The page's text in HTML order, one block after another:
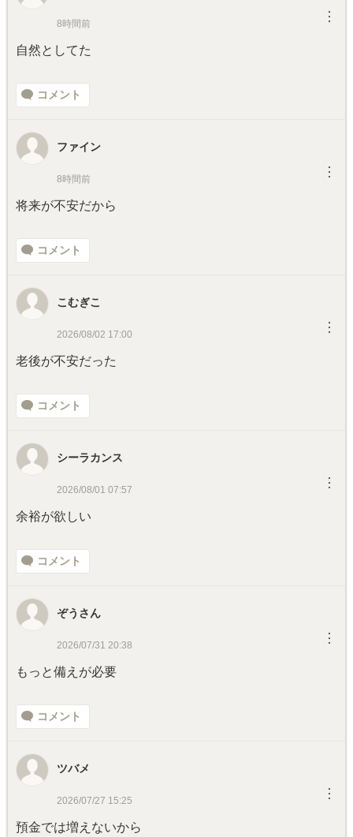
8時間前 ︙
自然としてた
コメント
ファイン
8時間前 ︙
将来が不安だから
コメント
こむぎこ
2026/08/02 17:00 ︙
老後が不安だった
コメント
シーラカンス
2026/08/01 07:57 ︙
余裕が欲しい
コメント
ぞうさん
2026/07/31 20:38 ︙
もっと備えが必要
コメント
ツバメ
2026/07/27 15:25 ︙
預金では増えないから